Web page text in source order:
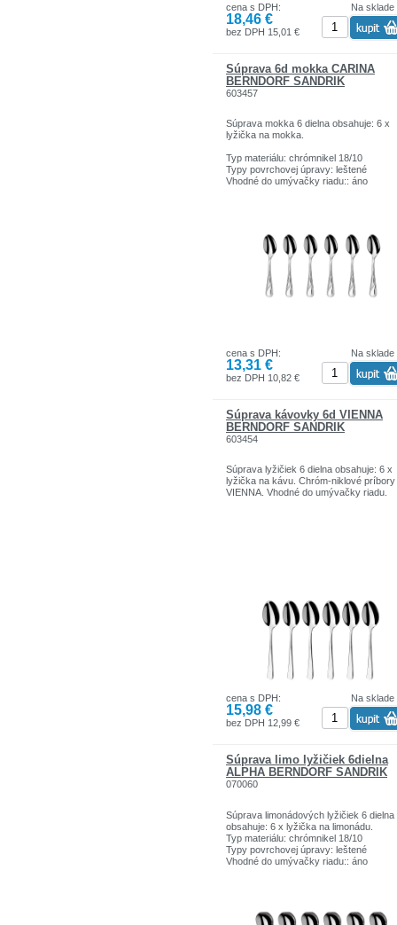
Na sklade
cena s DPH:
18,46 €
bez DPH 15,01 €
Súprava 6d mokka CARINA
BERNDORF SANDRIK
603457
Súprava mokka 6 dielna obsahuje: 6 x
lyžička na mokka.
Typ materiálu: chrómnikel 18/10
Typy povrchovej úpravy: leštené
Vhodné do umývačky riadu:: áno
Na sklade
cena s DPH:
13,31 €
bez DPH 10,82 €
Súprava kávovky 6d VIENNA
BERNDORF SANDRIK
603454
Súprava lyžičiek 6 dielna obsahuje: 6 x
lyžička na kávu. Chróm-niklové príbory
VIENNA. Vhodné do umývačky riadu.
Na sklade
cena s DPH:
15,98 €
bez DPH 12,99 €
Súprava limo lyžičiek 6dielna
ALPHA BERNDORF SANDRIK
070060
Súprava limonádových lyžičiek 6 dielna
obsahuje: 6 x lyžička na limonádu.
Typ materiálu: chrómnikel 18/10
Typy povrchovej úpravy: leštené
Vhodné do umývačky riadu:: áno